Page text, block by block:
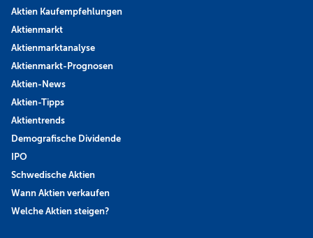
Aktien Kaufempfehlungen
Aktienmarkt
Aktienmarktanalyse
Aktienmarkt-Prognosen
Aktien-News
Aktien-Tipps
Aktientrends
Demografische Dividende
IPO
Schwedische Aktien
Wann Aktien verkaufen
Welche Aktien steigen?